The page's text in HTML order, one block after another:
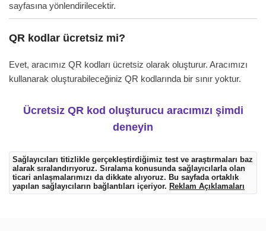
sayfasına yönlendirilecektir.
QR kodlar ücretsiz mi?
Evet, aracımız QR kodları ücretsiz olarak oluşturur. Aracımızı
kullanarak oluşturabileceğiniz QR kodlarında bir sınır yoktur.
Ücretsiz QR kod oluşturucu aracımızı şimdi
deneyin
Sağlayıcıları titizlikle gerçekleştirdiğimiz test ve araştırmaları baz
alarak sıralandırıyoruz. Sıralama konusunda sağlayıcılarla olan
ticari anlaşmalarımızı da dikkate alıyoruz. Bu sayfada ortaklık
yapılan sağlayıcıların bağlantıları içeriyor. Reklam Açıklamaları